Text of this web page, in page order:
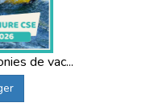
de vac...